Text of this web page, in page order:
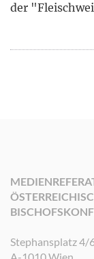
der
Stephansplatz 4/